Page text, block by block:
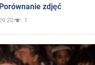
zdjęć
1